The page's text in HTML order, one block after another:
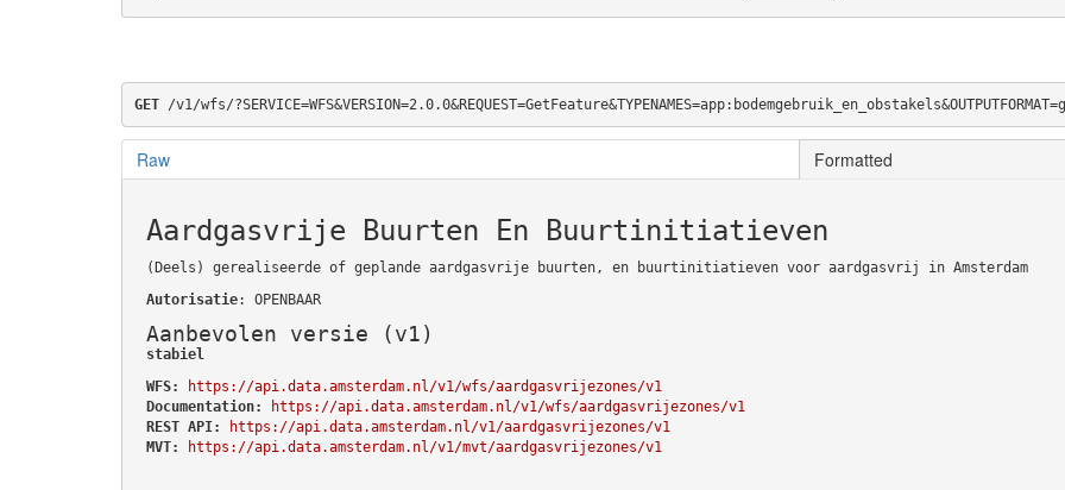
GET /v1/wfs/
Raw Formatted
Aardgasvrije Buurten En Buurtinitiatieven
(Deels) gerealiseerde of geplande aardgasvrije buurten, en buurtinitiatieven voor aardgasvrij in Amsterdam
Autorisatie: OPENBAAR
Aanbevolen versie (v1)
stabiel
WFS:
https://api.data.amsterdam.nl/v1/wfs/aardgasvrijezones/v1
Documentation:
https://api.data.amsterdam.nl/v1/wfs/aardgasvrijezones/v1
REST API:
https://api.data.amsterdam.nl/v1/aardgasvrijezones/v1
MVT:
https://api.data.amsterdam.nl/v1/mvt/aardgasvrijezones/v1